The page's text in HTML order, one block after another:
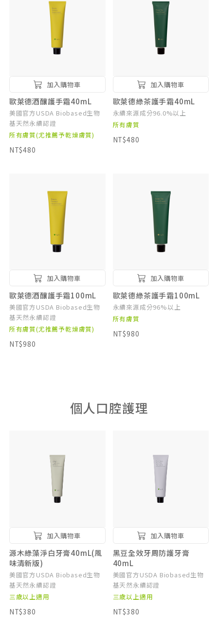
加入購物車
歐萊德酒釀護手霜40mL
美國官方USDA Biobased生物
基天然永續認證
所有膚質(尤推薦予乾燥膚質)
NT$480
加入購物車
歐萊德綠茶護手霜40mL
永續來源成分96.0%以上
所有膚質
NT$480
加入購物車
歐萊德酒釀護手霜100mL
美國官方USDA Biobased生物
基天然永續認證
所有膚質(尤推薦予乾燥膚質)
NT$980
加入購物車
歐萊德綠茶護手霜100mL
永續來源成分96%以上
所有膚質
NT$980
個人口腔護理
加入購物車
源木綠藻淨白牙膏40mL(風
味清新版)
美國官方USDA Biobased生物
基天然永續認證
三歲以上適用
NT$380
加入購物車
黑豆全效牙周防護牙膏
40mL
美國官方USDA Biobased生物
基天然永續認證
三歲以上適用
NT$380